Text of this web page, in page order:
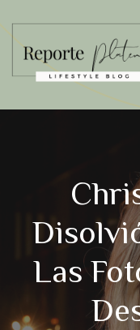
contenido
Las